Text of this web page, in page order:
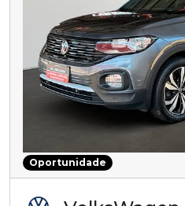
Oportunidade